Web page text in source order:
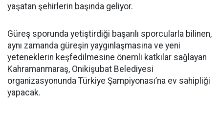
yaşatan şehirlerin başında geliyor.
Güreş sporunda yetiştirdiği başarılı sporcularla bilinen,
aynı zamanda güreşin yaygınlaşmasına ve yeni
yeteneklerin keşfedilmesine önemli katkılar sağlayan
Kahramanmaraş, Onikişubat Belediyesi
organizasyonunda Türkiye Şampiyonası’na ev sahipliği
yapacak.